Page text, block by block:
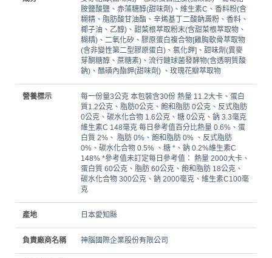
胺鹽酸鹽、赤藻糖醇(甜味劑)、維生素C、香料粉(含
糊精、脂肪酸甘油酯、辛烯基丁二酸鈉澱粉、香料、
椰子油、乙醇)、甜菜根萃取粉末(含甜菜根萃取物、
糊精)、二氧化矽、膠原蛋白複合物[雞胸軟骨萃取物
(含非變性第二型膠原蛋白)、氯化鉀]、甜味劑(異麥
芽酮糖醇、蔗糖素)、流行鏈球菌發酵物(含透明質酸
鈉)、醋磺內酯鉀(甜味劑) 、玫瑰花瓣萃取物
營養標示
每一份量3公克 本包裝含30份 熱量 11.2大卡、蛋白
質1.2公克、脂肪0公克、飽和脂肪 0公克、反式脂肪
0公克、碳水化合物 1.6公克、糖 0公克、鈉 3.3毫克
維生素C 148毫克 每日參考值百分比熱量 0.6%、蛋
白質 2%、 脂肪 0%、飽和脂肪 0% 、反式脂肪
0%、碳水化合物 0.5% 、糖 *、鈉 0.2%維生素C
148% *參考值未訂定每日參考值： 熱量 2000大卡、
蛋白質 60公克、脂肪 60公克、飽和脂肪 18公克、
碳水化合物 300公克、鈉 2000毫克、維生素C100毫
克
產地 日本愛知縣
負責廠商名稱 神腦國際企業股份有限公司